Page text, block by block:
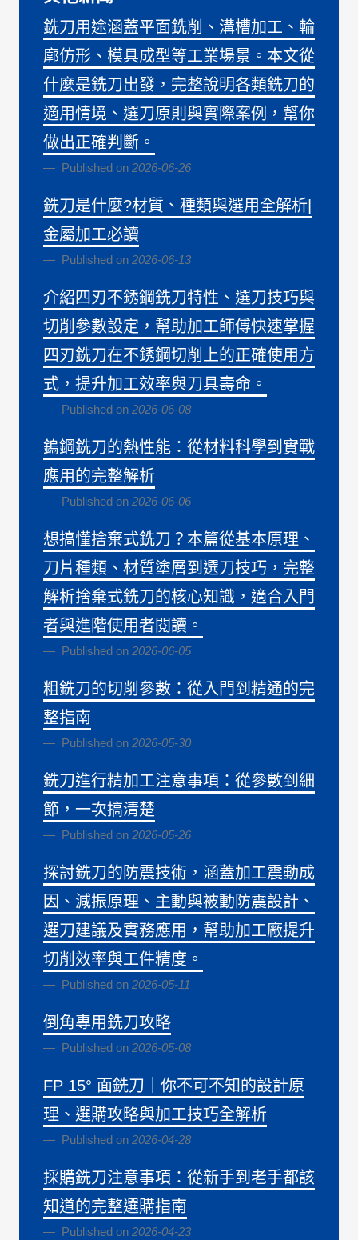
銑刀用途涵蓋平面銑削、溝槽加工、輪
廓仿形、模具成型等工業場景。本文從
什麼是銑刀出發，完整說明各類銑刀的
適用情境、選刀原則與實際案例，幫你
做出正確判斷。
Published on 2026-06-26
銑刀是什麼?材質、種類與選用全解析|
金屬加工必讀
Published on 2026-06-13
介紹四刃不銹鋼銑刀特性、選刀技巧與
切削參數設定，幫助加工師傅快速掌握
四刃銑刀在不銹鋼切削上的正確使用方
式，提升加工效率與刀具壽命。
Published on 2026-06-08
鎢鋼銑刀的熱性能：從材料科學到實戰
應用的完整解析
Published on 2026-06-06
想搞懂捨棄式銑刀？本篇從基本原理、
刀片種類、材質塗層到選刀技巧，完整
解析捨棄式銑刀的核心知識，適合入門
者與進階使用者閱讀。
Published on 2026-06-05
粗銑刀的切削參數：從入門到精通的完
整指南
Published on 2026-05-30
銑刀進行精加工注意事項：從參數到細
節，一次搞清楚
Published on 2026-05-26
探討銑刀的防震技術，涵蓋加工震動成
因、減振原理、主動與被動防震設計、
選刀建議及實務應用，幫助加工廠提升
切削效率與工件精度。
Published on 2026-05-11
倒角專用銑刀攻略
Published on 2026-05-08
FP 15° 面銑刀｜你不可不知的設計原
理、選購攻略與加工技巧全解析
Published on 2026-04-28
採購銑刀注意事項：從新手到老手都該
知道的完整選購指南
Published on 2026-04-23